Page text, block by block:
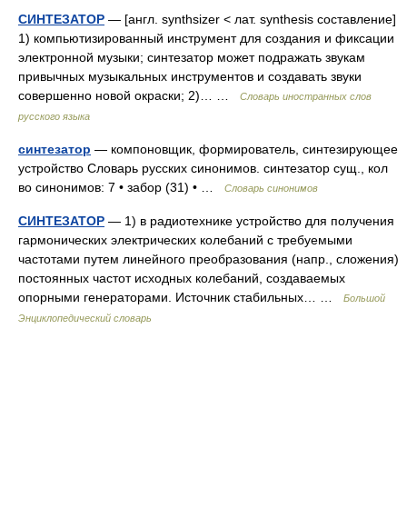
СИНТЕЗАТОР — [англ. synthsizer < лат. synthesis составление]
1) компьютизированный инструмент для создания и фиксации
электронной музыки; синтезатор может подражать звукам
привычных музыкальных инструментов и создавать звуки
совершенно новой окраски; 2)… …
Словарь иностранных слов
русского языка
синтезатор — компоновщик, формирователь, синтезирующее
устройство Словарь русских синонимов. синтезатор сущ., кол
во синонимов: 7 • забор (31) • …
Словарь синонимов
СИНТЕЗАТОР — 1) в радиотехнике устройство для получения
гармонических электрических колебаний с требуемыми
частотами путем линейного преобразования (напр., сложения)
постоянных частот исходных колебаний, создаваемых
опорными генераторами. Источник стабильных… …
Большой
Энциклопедический словарь